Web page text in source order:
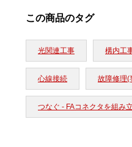
この商品のタグ
光関連工事 構内工
心線接続 故障修理(
つなぐ - FAコネクタを組み